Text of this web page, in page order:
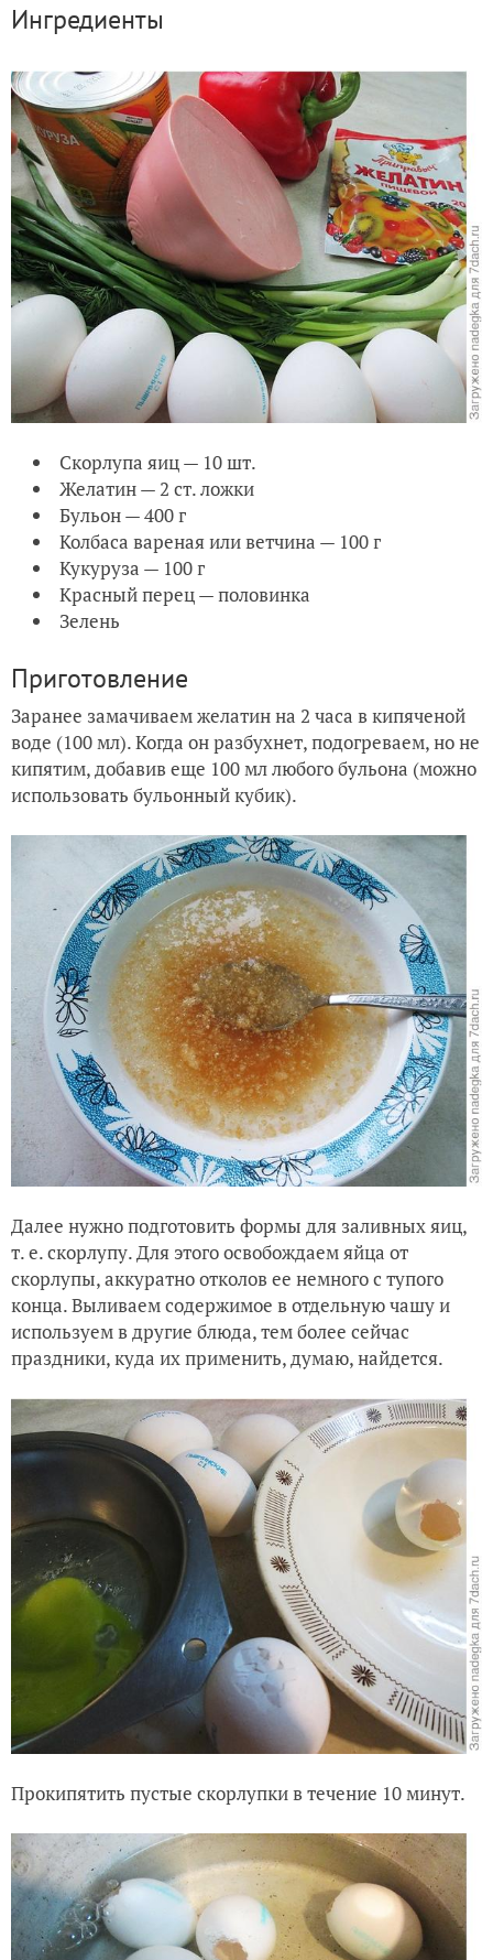
Ингредиенты
Скорлупа яиц — 10 шт.
Желатин — 2 ст. ложки
Бульон — 400 г
Колбаса вареная или ветчина — 100 г
Кукуруза — 100 г
Красный перец — половинка
Зелень
Приготовление
Заранее замачиваем желатин на 2 часа в кипяченой
воде (100 мл). Когда он разбухнет, подогреваем, но не
кипятим, добавив еще 100 мл любого бульона (можно
использовать бульонный кубик).
Далее нужно подготовить формы для заливных яиц,
т. е. скорлупу. Для этого освобождаем яйца от
скорлупы, аккуратно отколов ее немного с тупого
конца. Выливаем содержимое в отдельную чашу и
используем в другие блюда, тем более сейчас
праздники, куда их применить, думаю, найдется.
Прокипятить пустые скорлупки в течение 10 минут.